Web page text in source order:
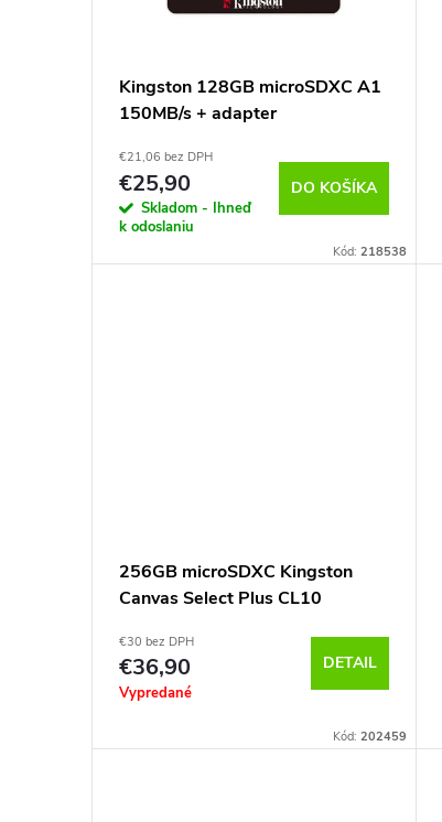
Kingston 128GB microSDXC A1
150MB/s + adapter
€21,06 bez DPH
€25,90
Skladom - Ihneď
k odoslaniu
DO KOŠÍKA
Kód:218538
256GB microSDXC Kingston
Canvas Select Plus CL10
€30 bez DPH
€36,90
Vypredané
DETAIL
Kód:202459